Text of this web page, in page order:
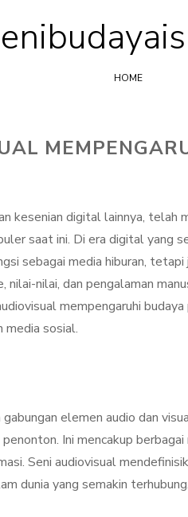
Skip
to
content
HOME
kesenian digital lainnya, telah
saat ini. Di era digital yang
sebagai media hiburan,
nilai, dan pengalaman
mempengaruhi
media sosial.
elemen audio dan
Ini mencakup
Seni audiovisual
dunia yang semakin terhubung.